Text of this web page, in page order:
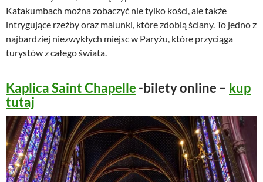
Katakumbach można zobaczyć nie tylko kości, ale także
intrygujące rzeźby oraz malunki, które zdobią ściany. To jedno z
najbardziej niezwykłych miejsc w Paryżu, które przyciąga
turystów z całego świata.
Kaplica Saint Chapelle -bilety online – kup
tutaj